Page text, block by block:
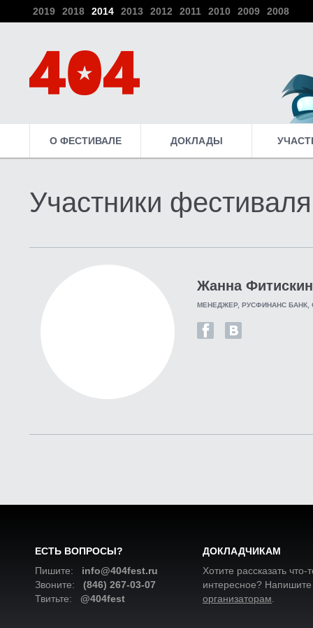
2019 2018 2014 2013 2012 2011 2010 2009 2008
О ФЕСТИВАЛЕ ДОКЛАДЫ
Участники фестиваля
Жанна
МЕНЕДЖЕР, РУСФИНАНС БАНК,
ЕСТЬ ВОПРОСЫ?
Пишите: info@404fest.ru
Звоните: (846) 267-03-07
Твитьте: @404fest
ДОКЛАДЧИКАМ
Хотите рассказать что-
интересное?
организаторам